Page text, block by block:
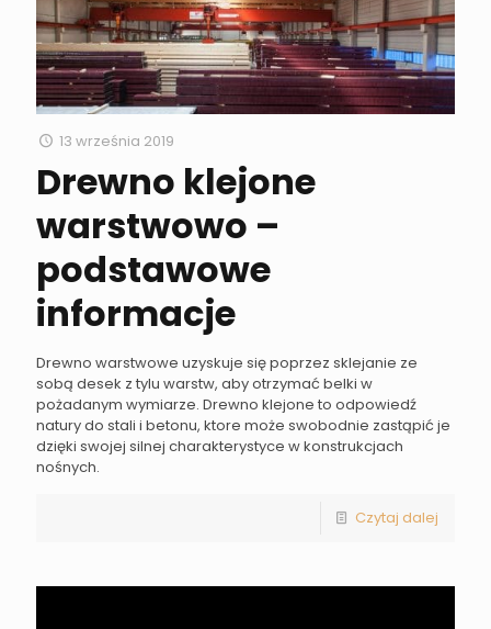
13 września 2019
Drewno klejone
warstwowo –
podstawowe
informacje
Drewno warstwowe uzyskuje się poprzez sklejanie ze
sobą desek z tylu warstw, aby otrzymać belki w
pożadanym wymiarze. Drewno klejone to odpowiedź
natury do stali i betonu, ktore może swobodnie zastąpić je
dzięki swojej silnej charakterystyce w konstrukcjach
nośnych.
Czytaj dalej